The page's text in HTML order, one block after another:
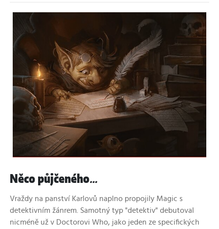
Něco půjčeného…
Vraždy na panství Karlovů naplno propojily Magic s
detektivním žánrem. Samotný typ "detektiv" debutoval
nicméně už v Doctorovi Who, jako jeden ze specifických